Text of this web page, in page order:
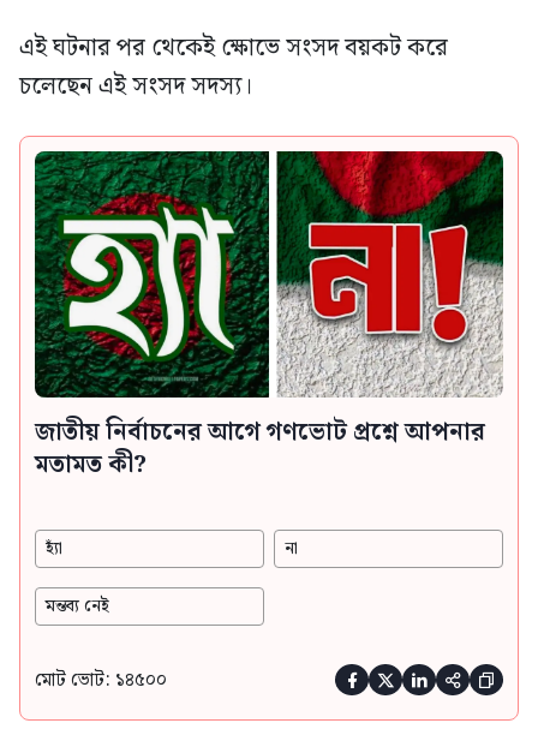
এই ঘটনার পর থেকেই ক্ষোভে সংসদ বয়কট করে
চলেছেন এই সংসদ সদস্য।
জাতীয় নির্বাচনের আগে গণভোট প্রশ্নে আপনার
মতামত কী?
হ্যাঁ না
মন্তব্য নেই
মোট ভোট: ১৪৫০০     